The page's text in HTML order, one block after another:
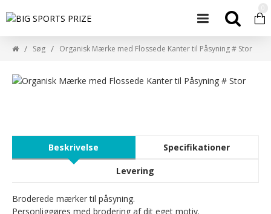
Søg Organisk Mærke med Flossede Kanter til Påsyning # Stor
Beskrivelse Specifikationer
Levering
Broderede mærker til påsyning.
Personliggøres med brodering af dit eget motiv.